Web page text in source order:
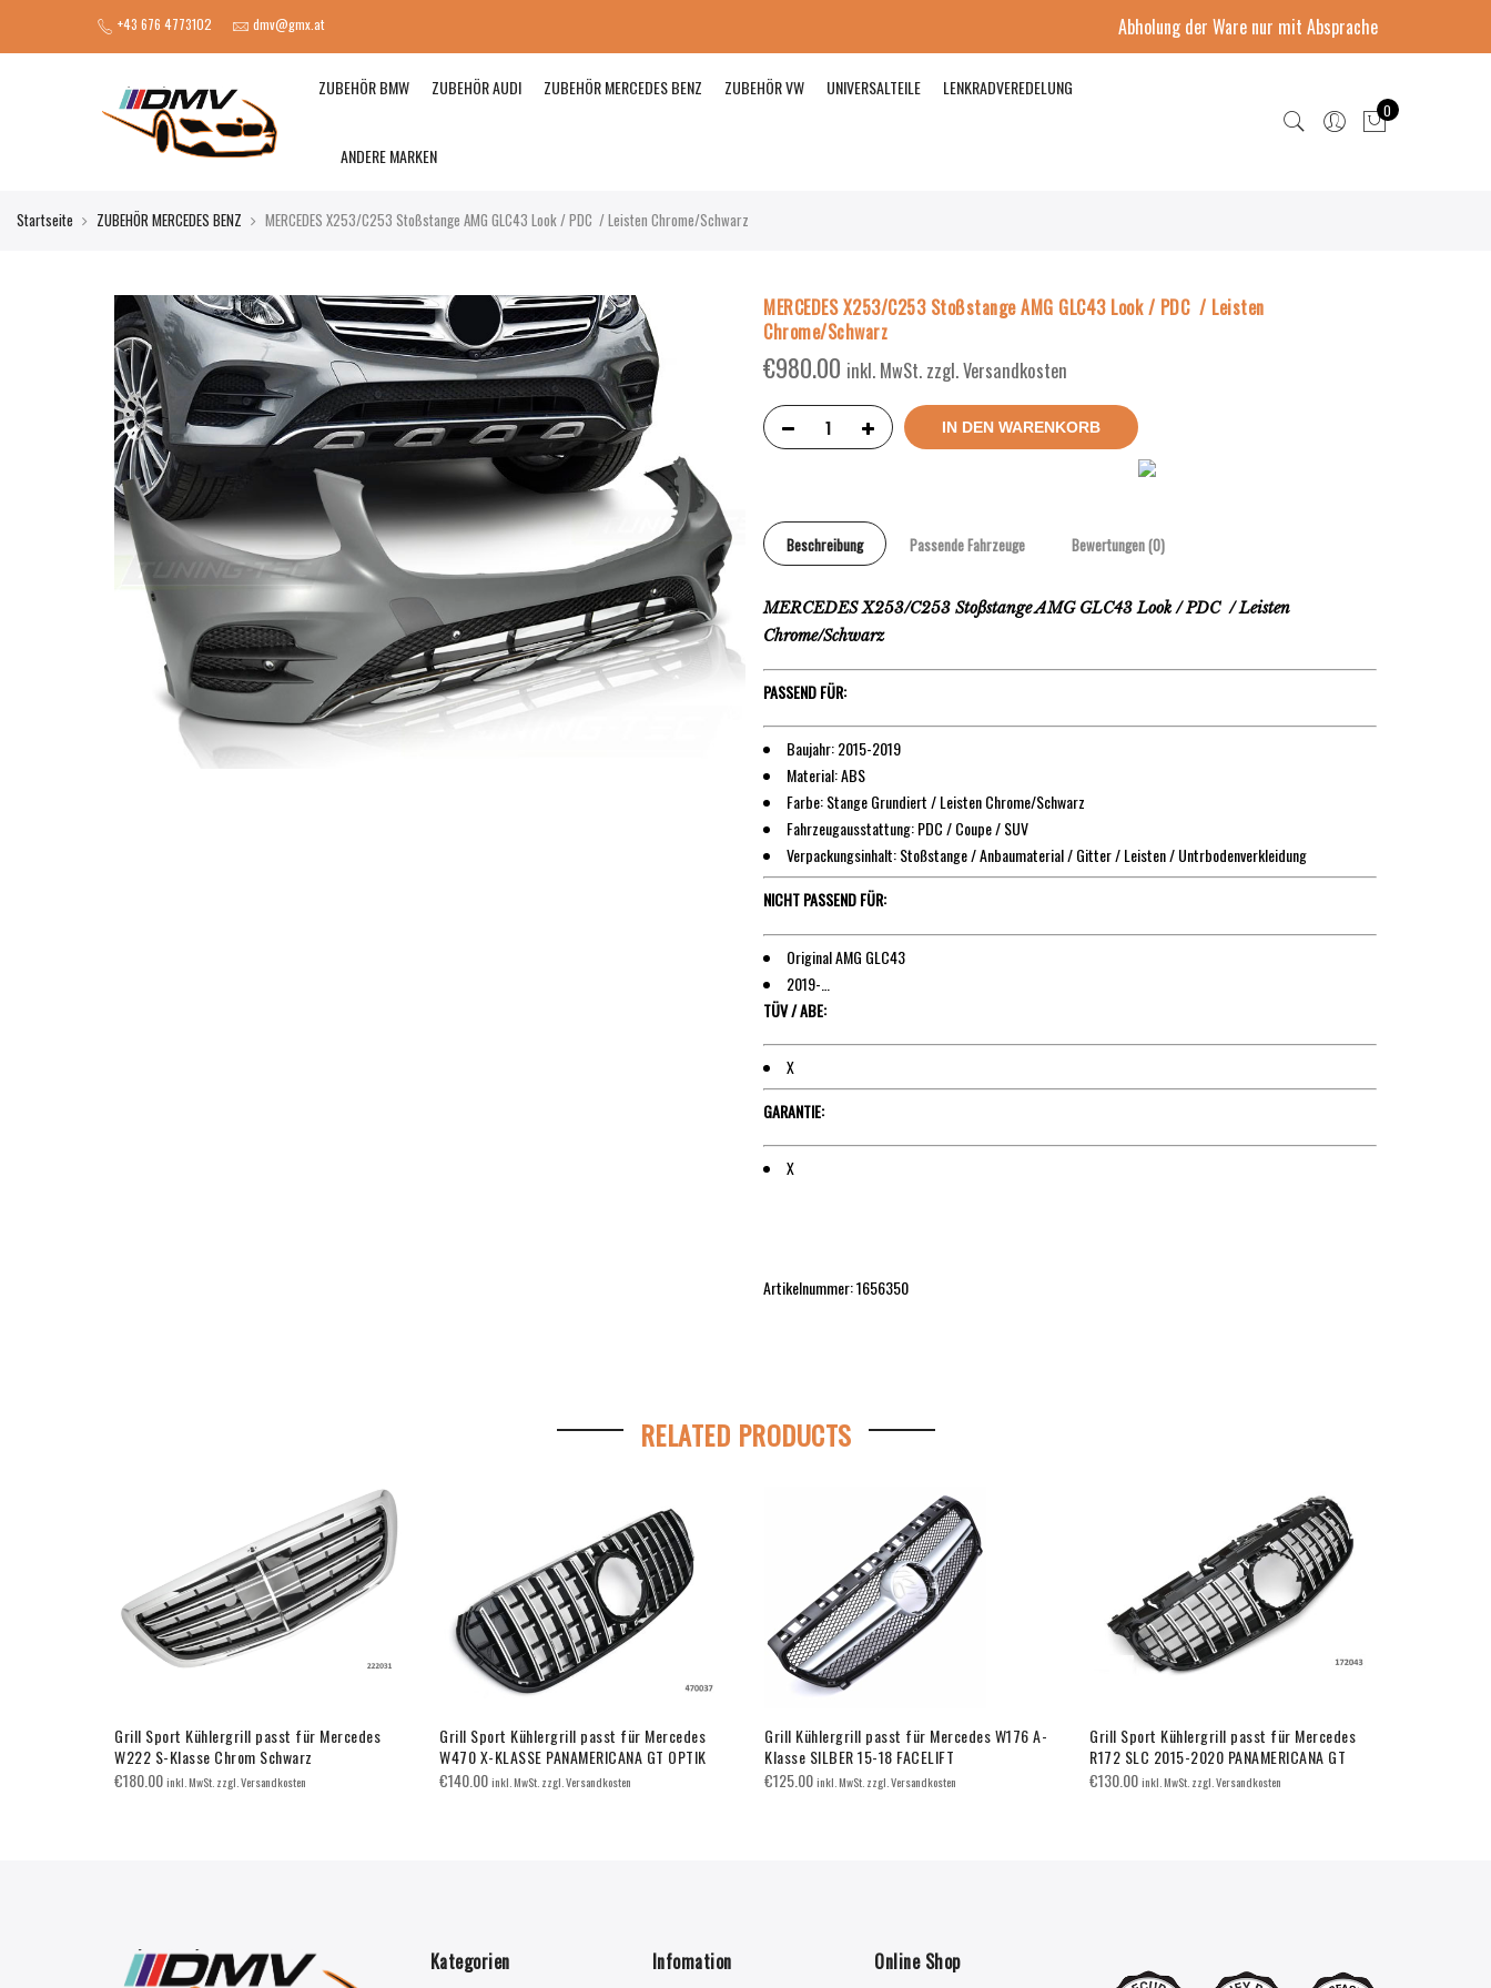
+43 676 4773102 dmv@gmx.at Abholung der Ware nur mit Absprache
ZUBEHÖR BMW ZUBEHÖR AUDI ZUBEHÖR MERCEDES BENZ ZUBEHÖR VW UNIVERSALTEILE LENKRADVEREDELUNG
ANDERE MARKEN
0
Startseite ZUBEHÖR MERCEDES BENZ MERCEDES X253/C253 Stoßstange AMG GLC43 Look / PDC / Leisten Chrome/Schwarz
MERCEDES X253/C253 Stoßstange AMG GLC43 Look / PDC / Leisten
Chrome/Schwarz
€980.00 inkl. MwSt. zzgl. Versandkosten
IN DEN WARENKORB
Beschreibung Passende Fahrzeuge Bewertungen (0)
MERCEDES X253/C253 Stoßstange AMG GLC43 Look / PDC / Leisten
Chrome/Schwarz
PASSEND FÜR:
Baujahr: 2015-2019
Material: ABS
Farbe: Stange Grundiert / Leisten Chrome/Schwarz
Fahrzeugausstattung: PDC / Coupe / SUV
Verpackungsinhalt: Stoßstange / Anbaumaterial / Gitter / Leisten / Untrbodenverkleidung
NICHT PASSEND FÜR:
Original AMG GLC43
2019-…
TÜV / ABE:
X
GARANTIE:
X
Artikelnummer: 1656350
RELATED PRODUCTS
Grill Sport Kühlergrill passt für Mercedes
W222 S-Klasse Chrom Schwarz
€180.00inkl. MwSt. zzgl. Versandkosten
Grill Sport Kühlergrill passt für Mercedes
W470 X-KLASSE PANAMERICANA GT OPTIK
€140.00inkl. MwSt. zzgl. Versandkosten
Grill Kühlergrill passt für Mercedes W176 A-
Klasse SILBER 15-18 FACELIFT
€125.00inkl. MwSt. zzgl. Versandkosten
Grill Sport Kühlergrill passt für Mercedes
R172 SLC 2015-2020 PANAMERICANA GT
€130.00inkl. MwSt. zzgl. Versandkosten
Kategorien Infomation Online Shop